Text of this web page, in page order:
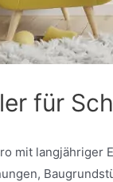
für
mit langjähriger